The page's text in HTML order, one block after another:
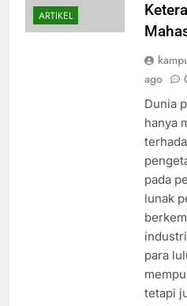
ARTIKEL
ago
Dunia
hanya
pada
lunak
para
tetapi